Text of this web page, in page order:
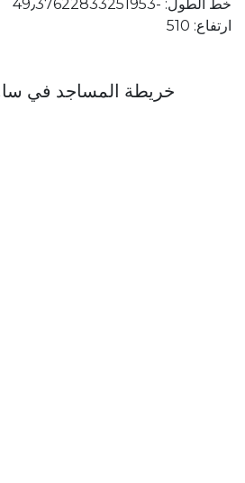
خط الطول: ؜-49٫37622833251953
ارتفاع: 510
خريطة المساجد في ساو